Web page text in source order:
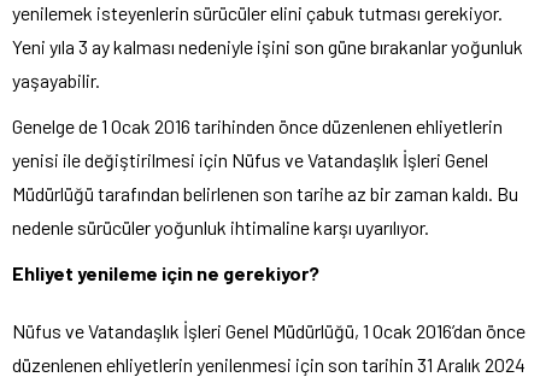
yenilemek isteyenlerin sürücüler elini çabuk tutması gerekiyor.
Yeni yıla 3 ay kalması nedeniyle işini son güne bırakanlar yoğunluk
yaşayabilir.
Genelge de 1 Ocak 2016 tarihinden önce düzenlenen ehliyetlerin
yenisi ile değiştirilmesi için Nüfus ve Vatandaşlık İşleri Genel
Müdürlüğü tarafından belirlenen son tarihe az bir zaman kaldı. Bu
nedenle sürücüler yoğunluk ihtimaline karşı uyarılıyor.
Ehliyet yenileme için ne gerekiyor?
Nüfus ve Vatandaşlık İşleri Genel Müdürlüğü, 1 Ocak 2016’dan önce
düzenlenen ehliyetlerin yenilenmesi için son tarihin 31 Aralık 2024